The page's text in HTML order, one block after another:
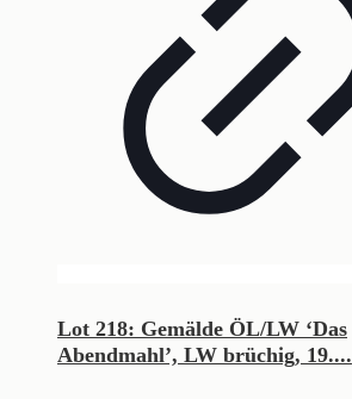
Lot 218: Gemälde ÖL/LW ‘Das
Abendmahl’, LW brüchig, 19....